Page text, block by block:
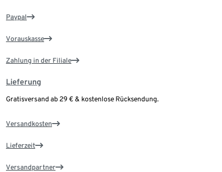
Paypal
Vorauskasse
Zahlung in der Filiale
Lieferung
Gratisversand ab 29 € & kostenlose Rücksendung.
Versandkosten
Lieferzeit
Versandpartner